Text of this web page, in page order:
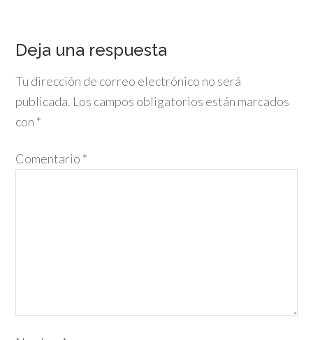
Deja una respuesta
Tu dirección de correo electrónico no será
publicada. Los campos obligatorios están marcados
con *
Comentario *